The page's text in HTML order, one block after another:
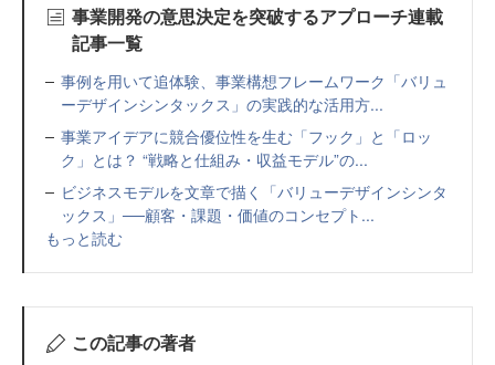
事業開発の意思決定を突破するアプローチ連載
記事一覧
事例を用いて追体験、事業構想フレームワーク「バリュ
ーデザインシンタックス」の実践的な活用方...
事業アイデアに競合優位性を生む「フック」と「ロッ
ク」とは？ “戦略と仕組み・収益モデル”の...
ビジネスモデルを文章で描く「バリューデザインシンタ
ックス」──顧客・課題・価値のコンセプト...
もっと読む
この記事の著者